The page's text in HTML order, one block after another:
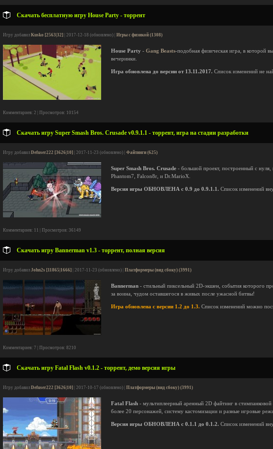
Скачать бесплатную игру House Party - торрент
Игру добавил Kusko [2563|32] | 2017-12-18 (обновлено) | Игры с физикой (1308)
House Party - Gang Beasts-подобная физическая игра, в которой
вечеринки.
Игра обновлена до версии от 13.11.2017. Список изменений не
Комментариев: 2 | Просмотров: 10154
Скачать игру Super Smash Bros. Crusade v0.9.1.1 - торрент, игра на стадии разработки
Игру добавил Defuser222 [3626|10] | 2017-11-23 (обновлено) | Файтинги (625)
Super Smash Bros. Crusade - большой проект, построенный с
Phantom7, Falcon8r, и Dr.MarioX.
Версия игры ОБНОВЛЕНА с 0.9 до 0.9.1.1. Список изменений
Комментариев: 11 | Просмотров: 36149
Скачать игру Bannerman v1.3 - торрент, полная версия
Игру добавил John2s [11865|1666] | 2017-11-23 (обновлено) | Платформеры (вид сбоку) (3991)
Bannerman - стильный пиксельный 2D-экшен, события которого
за воина, чудом оставшегося в живых после ужасной битвы!
Игра обновлена с версии 1.2 до 1.3. Список изменений можно
Комментариев: 7 | Просмотров: 8210
Скачать игру Fatal Flash v0.1.2 - торрент, демо версия игры
Игру добавил Defuser222 [3626|10] | 2017-10-17 (обновлено) | Платформеры (вид сбоку) (3991)
Fatal Flash - мультиплеерный аренный 2D файтинг в стимпанковой
более 20 персонажей, систему кастомизации и разные игровые
Версия игры ОБНОВЛЕНА с 0.1.1 до 0.1.2. Список изменений